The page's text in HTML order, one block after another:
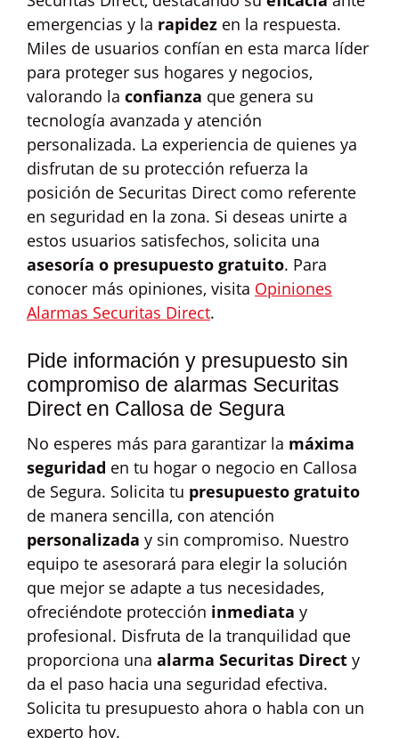
emergencias y la rapidez en la respuesta.
Miles de usuarios confían en esta marca líder
para proteger sus hogares y negocios,
valorando la confianza que genera su
tecnología avanzada y atención
personalizada. La experiencia de quienes ya
disfrutan de su protección refuerza la
posición de Securitas Direct como referente
en seguridad en la zona. Si deseas unirte a
estos usuarios satisfechos, solicita una
asesoría o presupuesto gratuito. Para
conocer más opiniones, visita Opiniones
Alarmas Securitas Direct.
Pide información y presupuesto sin
compromiso de alarmas Securitas
Direct en Callosa de Segura
No esperes más para garantizar la máxima
seguridad en tu hogar o negocio en Callosa
de Segura. Solicita tu presupuesto gratuito
de manera sencilla, con atención
personalizada y sin compromiso. Nuestro
equipo te asesorará para elegir la solución
que mejor se adapte a tus necesidades,
ofreciéndote protección inmediata y
profesional. Disfruta de la tranquilidad que
proporciona una alarma Securitas Direct y
da el paso hacia una seguridad efectiva.
Solicita tu presupuesto ahora o habla con un
experto hoy.